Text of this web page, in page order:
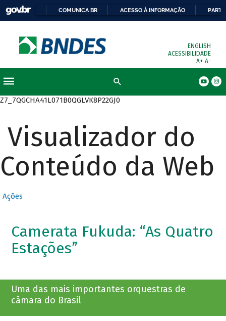
COMUNICA BR ACESSO À INFORMAÇÃO
ENGLISH
ACESSIBILIDADE
A+ A-
Z7_7QGCHA41L071B0QGLVK8P22GJ0
Visualizador do
Conteúdo da Web
Ações
Camerata Fukuda: “As Quatro
Estações”
Uma das mais importantes orquestras de
câmara do Brasil